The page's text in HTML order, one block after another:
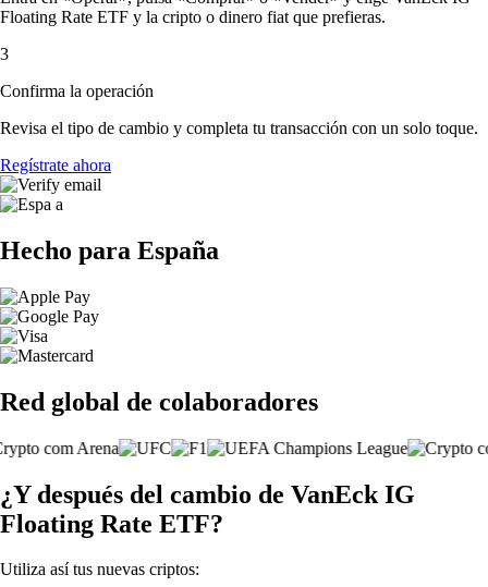
Floating Rate ETF y la cripto o dinero fiat que prefieras.
3
Confirma la operación
Revisa el tipo de cambio y completa tu transacción con un solo toque.
Regístrate ahora
Hecho para España
Red global de colaboradores
¿Y después del cambio de VanEck IG
Floating Rate ETF?
Utiliza así tus nuevas criptos: